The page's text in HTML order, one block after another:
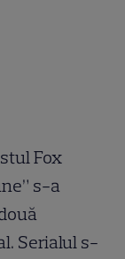
Fox
s-a
Serialul s-